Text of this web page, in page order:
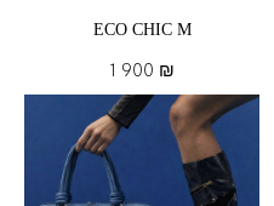
ECO CHIC M
1 900 ₪